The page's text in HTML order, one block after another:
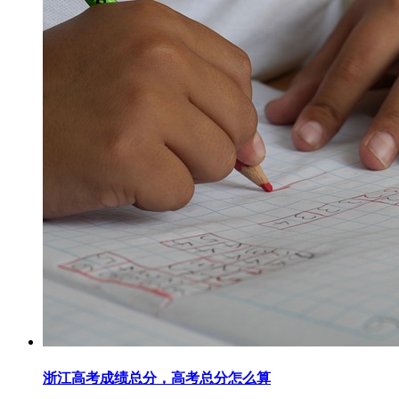
浙江高考成绩总分，高考总分怎么算